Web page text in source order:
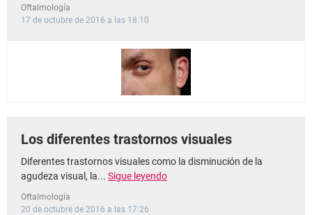
Oftalmología
17 de octubre de 2016 a las 18:10
Los diferentes trastornos visuales
Diferentes trastornos visuales como la disminución de la
agudeza visual, la... Sigue leyendo
Oftalmología
20 de octubre de 2016 a las 17:26